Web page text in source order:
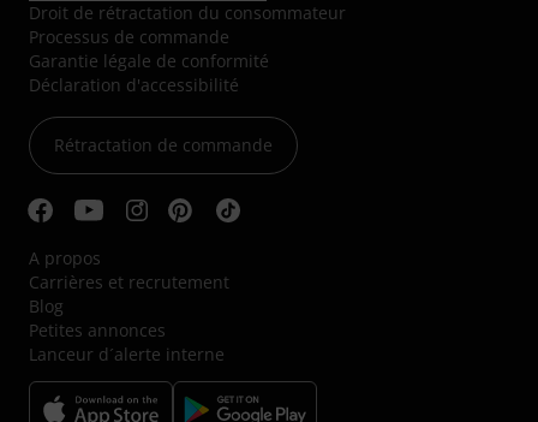
Droit de rétractation du consommateur
Processus de commande
Garantie légale de conformité
Déclaration d'accessibilité
Rétractation de commande
A propos
Carrières et recrutement
Blog
Petites annonces
Lanceur d´alerte interne